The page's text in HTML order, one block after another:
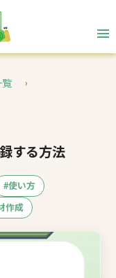
覧
する方法
#使い方
作成